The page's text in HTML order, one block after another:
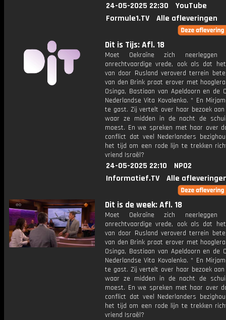
24-05-2025 22:30
YouTube
Formule1.TV
Alle afleveringen
Dit is Tijs: Afl. 18
Moet Oekraïne zich
onrechtvaardige vrede, ook als dat
van door Rusland veroverd terrein
van den Brink praat erover met
Osinga, Bastiaan van Apeldoorn en de
Nederlandse Vita Kovalenko. * En
te gast. Zij vertelt over haar bezoek aan
waar ze midden in de nacht de
moest. En we spreken met haar over
conflict dat veel Nederlanders
het tijd om een rode lijn te trekken
vriend Israël?
24-05-2025 22:10
NPO2
Informatief.TV
Alle
Dit is de week: Afl. 18
Moet Oekraïne zich
onrechtvaardige vrede, ook als dat
van door Rusland veroverd terrein
van den Brink praat erover met
Osinga, Bastiaan van Apeldoorn en de
Nederlandse Vita Kovalenko. * En
te gast. Zij vertelt over haar bezoek aan
waar ze midden in de nacht de
moest. En we spreken met haar over
conflict dat veel Nederlanders
het tijd om een rode lijn te trekken
vriend Israël?